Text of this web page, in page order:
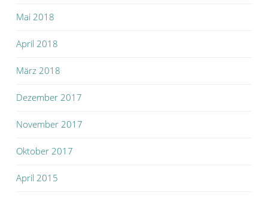
Mai 2018
April 2018
März 2018
Dezember 2017
November 2017
Oktober 2017
April 2015